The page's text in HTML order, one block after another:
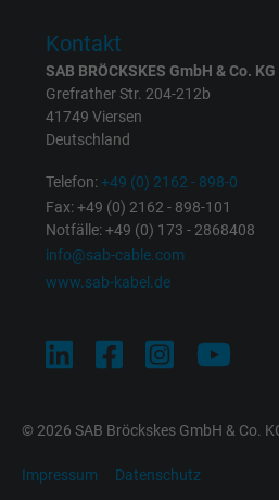
Name presence,
Anbieter
Laufzeit 1 Jahr
Zweck
Name sb, Facebook
Laufzeit 1 Jahr
Cookie von
Kontakt
SAB BRÖCKSKES GmbH & Co. KG
Grefrather Str. 204-212b
41749 Viersen
Deutschland
Telefon:+49 (0) 2162 - 898-0
Fax: +49 (0) 2162 - 898-101
Notfälle: +49 (0) 173 - 2868408
info@sab-cable.com
www.sab-kabel.de
© 2026 SAB Bröckskes GmbH & Co.
Impressum Datenschutz